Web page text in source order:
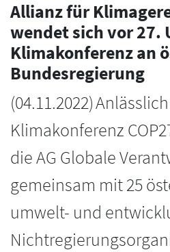
Allianz für
wendet sich vor 27.
Klimakonferenz an
Bundesregierung
(04.11.2022)
Klimakonferenz
die AG Globale
gemeinsam mit 25
umwelt- und